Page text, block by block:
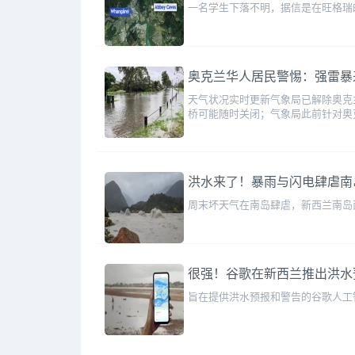
一名学生下落不明，据信是在旺格
奥克兰华人居民警惕：强雷
天气状况实时更新气象局已解除奥
桥可能随时关闭；气象局此前针对
洪水来了！暴雨与闪电肆虐
周末坏天气在南岛肆虐，新西兰南
很强！谷歌在新西兰推出洪
旨在提供洪水预报和警告的谷歌人